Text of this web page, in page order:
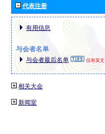
代表注册
有用信息
与会者名单
与会者最后名单 仅有英文
相关大会
新闻室